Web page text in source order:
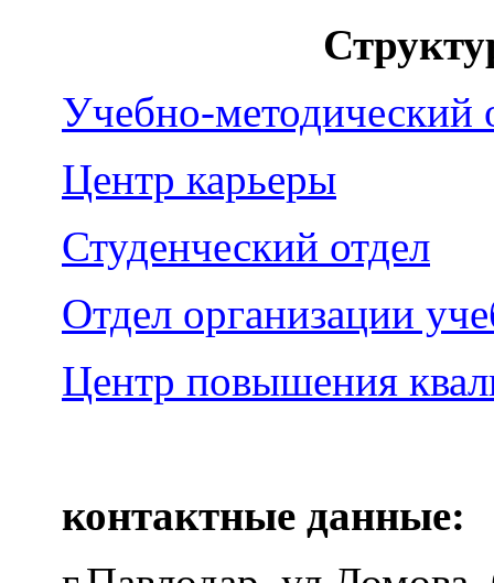
Учебно-методический
Центр карьеры
Студенческий отдел
Отдел организации
Центр повышения
контактные данные: